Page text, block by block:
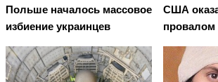
Польше началось массовое
избиение украинцев
США
провалом